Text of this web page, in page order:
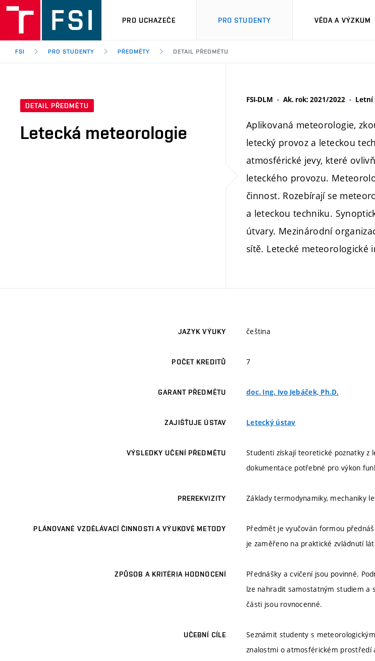
PRO UCHAZEČE PRO STUDENTY VĚDA A VÝZKUM
FSI PRO STUDENTY PŘEDMĚTY DETAIL PŘEDMĚTU
DETAIL PŘEDMĚTU
Letecká meteorologie
FSI-DLM Ak. rok: 2021/2022 Letní
Aplikovaná meteorologie,
letecký provoz a leteckou
atmosférické jevy, které
leteckého provozu.
činnost. Rozebírají se
a leteckou techniku.
útvary. Mezinárodní
sítě. Letecké meteorologické
JAZYK VÝUKY čeština
POČET KREDITŮ 7
GARANT PŘEDMĚTU doc. Ing. Ivo Jebáček, Ph.D.
ZAJIŠŤUJE ÚSTAV Letecký ústav
VÝSLEDKY UČENÍ PŘEDMĚTU
Studenti získají teoretické poznatky
dokumentace potřebné pro výkon
PREREKVIZITY Základy termodynamiky, mechaniky
PLÁNOVANÉ VZDĚLÁVACÍ ČINNOSTI A VÝUKOVÉ METODY
Předmět je vyučován formou
je zaměřeno na praktické zvládnutí
ZPŮSOB A KRITÉRIA HODNOCENÍ
Přednášky a cvičení jsou povinné.
lze nahradit samostatným studiem a
části jsou rovnocenné.
UČEBNÍ CÍLE
Seznámit studenty s
znalostmi o atmosférickém prostředí